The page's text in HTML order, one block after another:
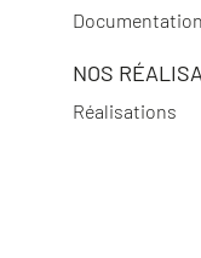
NOS
Réalisations